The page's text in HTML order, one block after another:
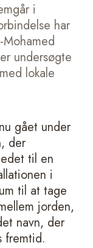
i
har
undersøgte
lokale
gået under
der
til en
i
til at tage
jorden,
navn, der
fremtid.